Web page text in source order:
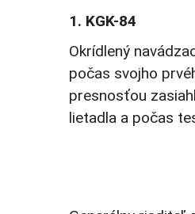
1. KGK-84
Okrídlený
počas svojho
presnosťou
lietadla a počas